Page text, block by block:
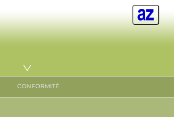
CONFORMITÉ